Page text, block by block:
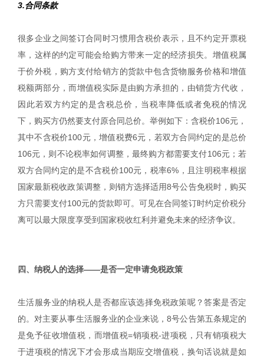
3.合同条款
很多企业之间签订合同时习惯用含税价表示，且不约定开票税
率，这样的约定可能会给购方带来一定的经济损失。增值税属
于价外税，购方支付给销方的货款中包含货物服务价格和增值
税额两部分，而增值税实际是由购方承担的，由销货方代收，
因此若双方约定的是含税总价，当税率降低或者免税的情况
下，购买方仍然要支付原合同总价。举例如下：含税价106元，
其中不含税价100元，增值税费6元，若双方合同约定的是总价
106元，则不论税率如何调整，最终购方都需要支付106元；若
双方合同约定的是不含税价100元，税率6%，且注明税率根据
国家最新税收政策调整，则销方选择适用8号公告免税时，购买
方只需要支付100元的货款即可。可见在合同签订时约定价税分
离可以最大限度享受到国家税收红利并避免未来的经济争议。
四、纳税人的选择——是否一定申请免税政策
生活服务业的纳税人是否都应该选择免税政策呢？答案是否定
的。对主要从事生活服务业的企业来说，8号公告第五条规定的
是免予征收增值税，而增值税=销项税-进项税，只有销项税大
于进项税的情况下才会形成当期应交增值税，换句话说就是如